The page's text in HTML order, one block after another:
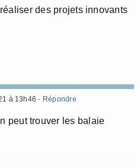
des projets innovants
à 13h46 - Répondre
peut trouver les balaie